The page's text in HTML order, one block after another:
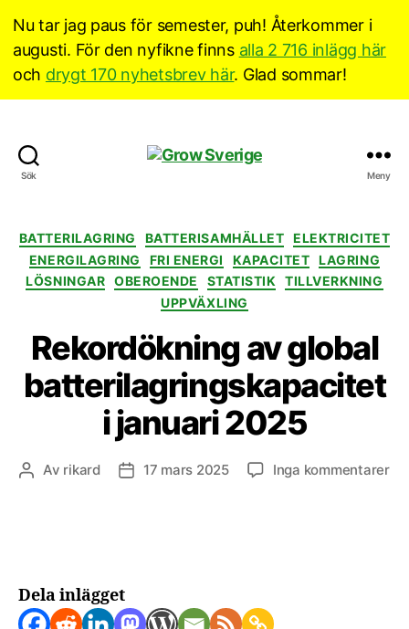
Nu tar jag paus för semester, puh! Återkommer i
augusti. För den nyfikne finns alla 2 716 inlägg här
och drygt 170 nyhetsbrev här. Glad sommar!
Sök Meny
Kategorier
BATTERILAGRING BATTERISAMHÄLLET ELEKTRICITET
ENERGILAGRING
FRI ENERGI KAPACITET
LAGRING
LÖSNINGAR OBEROENDE STATISTIK
TILLVERKNING
UPPVÄXLING
Rekordökning av global
batterilagringskapacitet
i januari 2025
Inläggsförfattare
Av rikard Inläggsdatum
17 mars 2025 Inga kommentarertill
Dela inlägget